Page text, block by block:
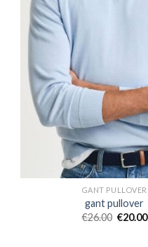
GANT PULLOVER
gant pullover
€26.00 €20.00